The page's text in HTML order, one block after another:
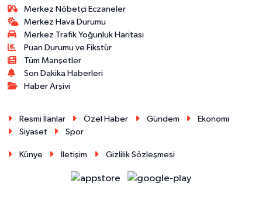
Merkez Nöbetçi Eczaneler
Merkez Hava Durumu
Merkez Trafik Yoğunluk Haritası
Puan Durumu ve Fikstür
Tüm Manşetler
Son Dakika Haberleri
Haber Arşivi
Resmi İlanlar Özel Haber Gündem
Ekonomi
Siyaset
Spor
Künye İletişim Gizlilik Sözleşmesi